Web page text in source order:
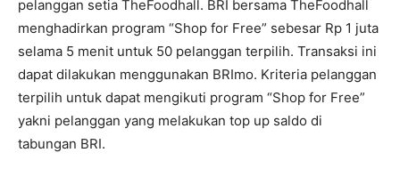
pelanggan setia TheFoodhall. BRI bersama TheFoodhall
menghadirkan program “Shop for Free” sebesar Rp 1 juta
selama 5 menit untuk 50 pelanggan terpilih. Transaksi ini
dapat dilakukan menggunakan BRImo. Kriteria pelanggan
terpilih untuk dapat mengikuti program “Shop for Free”
yakni pelanggan yang melakukan top up saldo di
tabungan BRI.